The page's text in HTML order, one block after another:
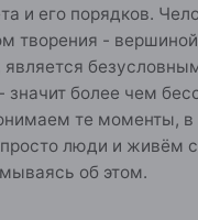
и его порядков.
творения -
более чем
те моменты, в
люди и живём
об этом.